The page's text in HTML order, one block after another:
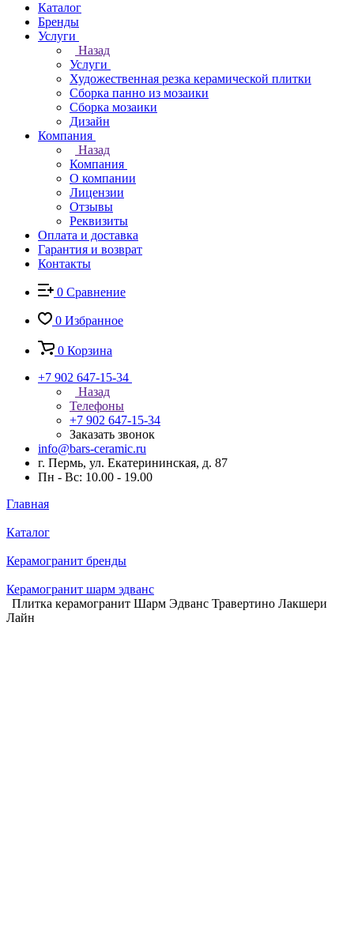
Каталог
Бренды
Услуги
Назад
Услуги
Художественная резка керамической плитки
Сборка панно из мозаики
Сборка мозаики
Дизайн
Компания
Назад
Компания
О компании
Лицензии
Отзывы
Реквизиты
Оплата и доставка
Гарантия и возврат
Контакты
0 Сравнение
0 Избранное
0 Корзина
+7 902 647-15-34
Назад
Телефоны
+7 902 647-15-34
Заказать звонок
info@bars-ceramic.ru
г. Пермь, ул. Екатерининская, д. 87
Пн - Вс: 10.00 - 19.00
Главная
Каталог
Керамогранит бренды
Керамогранит шарм эдванс
Плитка керамогранит Шарм Эдванс Травертино Лакшери
Лайн